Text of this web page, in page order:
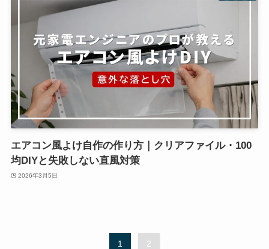
エアコン風よけ自作の作り方｜クリアファイル・100
均DIYと失敗しない直風対策
2026年3月5日
1 2